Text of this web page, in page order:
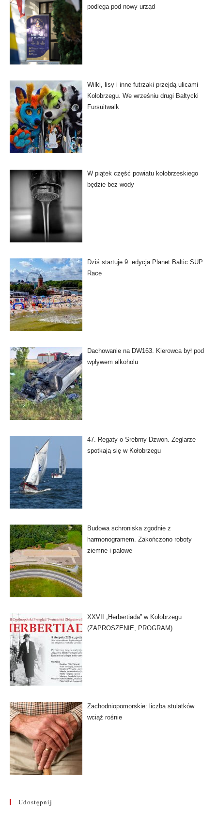
podlega pod nowy urząd
Wilki, lisy i inne futrzaki przejdą ulicami
Kołobrzegu. We wrześniu drugi Bałtycki
Fursuitwalk
W piątek część powiatu kołobrzeskiego
będzie bez wody
Dziś startuje 9. edycja Planet Baltic SUP
Race
Dachowanie na DW163. Kierowca był pod
wpływem alkoholu
47. Regaty o Srebrny Dzwon. Żeglarze
spotkają się w Kołobrzegu
Budowa schroniska zgodnie z
harmonogramem. Zakończono roboty
ziemne i palowe
XXVII „Herbertiada” w Kołobrzegu
(ZAPROSZENIE, PROGRAM)
Zachodniopomorskie: liczba stulatków
wciąż rośnie
Udostępnij